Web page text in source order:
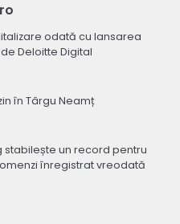
odată cu lansarea
Deloitte Digital
în Târgu Neamț
stabilește un record pentru
înregistrat vreodată